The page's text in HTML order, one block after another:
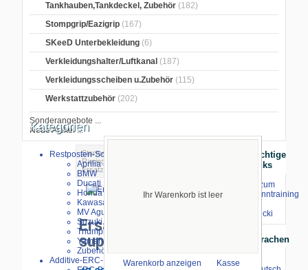
Tankhauben,Tankdeckel, Zubehör (182)
Stompgrip/Eazigrip (167)
SKeeD Unterbekleidung (6)
Verkleidungshalter/Luftkanal (187)
Verkleidungsscheiben u.Zubehör (115)
Werkstattzubehör (202)
Sonderangebote ...
Neue Artikel ...
Ihr Warenkorb ist leer
Warenkorb anzeigen Kasse
Kategorien
Restposten-Sonderverkauf
Aprilia
BMW
Ducati
Honda
Kawasaki
MV Agusta
Suzuki
Triumph
Yamaha
Zubehör
Additive-ERC-Bike
Startseite
Racing
Ersatzteil Shift support
Ersatzteil Shift
support
Wichtige
Links
⇒ zum
Renntraining
Stecki
Sprachen